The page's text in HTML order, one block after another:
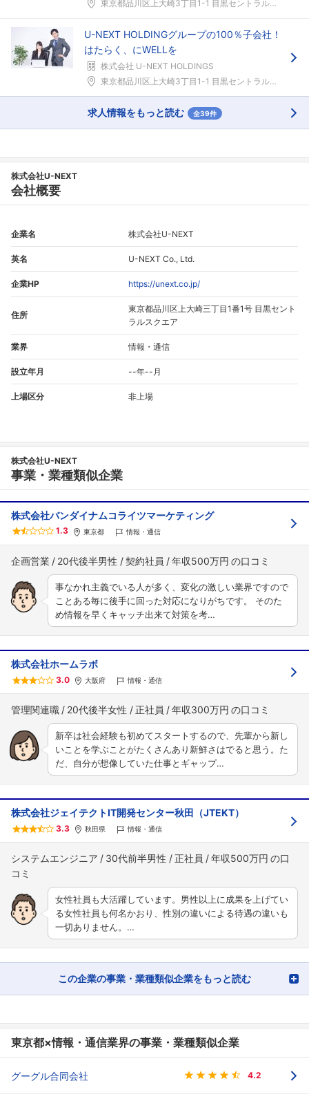
東京都品川区上大崎3丁目1-1 目黒セントラルスク...
U-NEXT HOLDINGグループの100％子会社！
はたらく、にWELLを
株式会社 U-NEXT HOLDINGS
東京都品川区上大崎3丁目1-1 目黒セントラルスク...
求人情報をもっと読む 全39件
株式会社U-NEXT
会社概要
企業名 株式会社U-NEXT
英名 U-NEXT Co., Ltd.
企業HP https://unext.co.jp/
住所
東京都品川区上大崎三丁目1番1号 目黒セント
ラルスクエア
業界 情報・通信
設立年月 --年--月
上場区分 非上場
株式会社U-NEXT
事業・業種類似企業
株式会社バンダイナムコライツマーケティング
1.3 東京都 情報・通信
企画営業 20代後半男性 契約社員 年収500万円
事なかれ主義でいる人が多く、変化の激しい業界ですので
ことある毎に後手に回った対応になりがちです。 そのた
め情報を早くキャッチ出来て対策を考…
株式会社ホームラボ
3.0 大阪府 情報・通信
管理関連職 20代後半女性 正社員 年収300万円
新卒は社会経験も初めてスタートするので、先輩から新し
いことを学ぶことがたくさんあり新鮮さはでると思う。た
だ、自分が想像していた仕事とギャップ…
株式会社ジェイテクトIT開発センター秋田（JTEKT）
3.3 秋田県 情報・通信
システムエンジニア 30代前半男性 正社員 年収500万円
女性社員も大活躍しています。男性以上に成果を上げてい
る女性社員も何名かおり、性別の違いによる待遇の違いも
一切ありません。…
この企業の事業・業種類似企業をもっと読む
東京都×情報・通信業界の事業・業種類似企業
グーグル合同会社 4.2